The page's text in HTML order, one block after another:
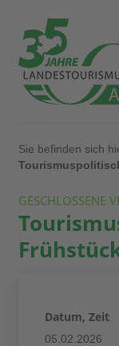
Sie befinden sich
GESCHLOSSENE
Datum, Zeit
05.02.2026